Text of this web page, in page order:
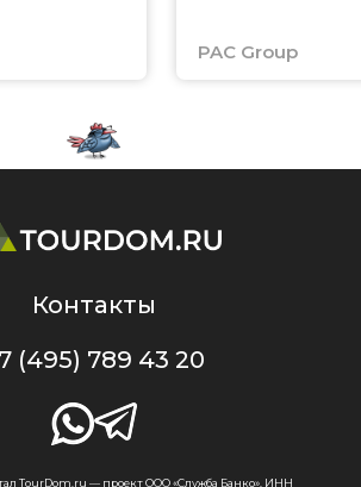
PAC Group
Контакты
(495) 789 43 20
TourDom.ru — проект ООО «Служба Банко», ИНН